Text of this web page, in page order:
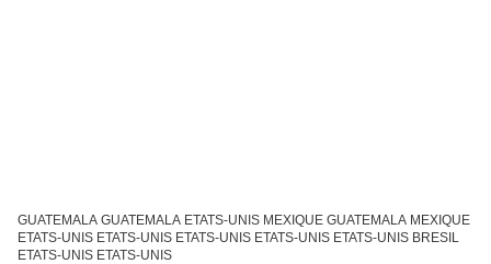
GUATEMALA GUATEMALA ETATS-UNIS MEXIQUE GUATEMALA MEXIQUE
ETATS-UNIS ETATS-UNIS ETATS-UNIS ETATS-UNIS ETATS-UNIS BRESIL
ETATS-UNIS ETATS-UNIS